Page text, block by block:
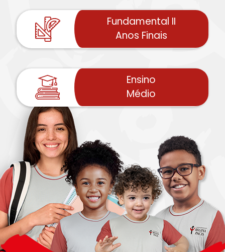
Fundamental II
Anos Finais
Ensino
Médio